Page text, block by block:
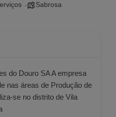
Sabrosa
do Douro SA A empresa
nas áreas de Produção de
se no distrito de Vila